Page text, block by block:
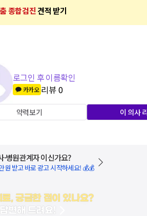
종합검진 견적 받기
로그인 후 이름확인
카카오 리뷰0
약력보기 이 의사
·병원관계자 이신가요?
원 받고 바로 광고 시작하세요! 💰💰
, 궁금한 점이 있나요?
변해 드려요!